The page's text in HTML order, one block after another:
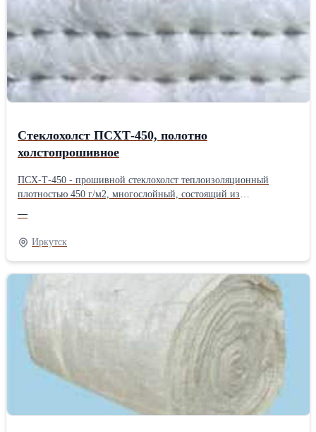
Стеклохолст ПСХТ-450, полотно
холстопрошивное
ПСХ-Т-450 - прошивной стеклохолст теплоизоляционный
плотностью 450 г/м2, многослойный, состоящий из
вязально-прошивным способом переплетением "цепочка",
производится по ТУ 6-48-97-93. Относится к материалам с
повышенной эффективностью благодаря оптимальному
соотношению стоимости и технических характеристик. ПСХ-Т
очень долговечен, экологически безопасен, не горит, не
токсичен, благодаря чему широко применяется в
промышленности и в гражданском строительстве. Полотно
марки ПСХ-Т может использоваться в строительстве жилых
зданий, садовых домиков, гаражей и других строений и
предназначено для тепло- и звукоизоляции стен, потолков,
полов, дверей, крыш, межэтажных перекрытий, а также для
теплоизоляции трубопроводов с температурой поверхности от
-200°С до +550°С и других целей. Изоляция полотном марки
ПСХ-Т позволяет облегчить вес перекрытия, уменьшить
толщину стен. Материал особенно эффективен при изоляции
—
Иркутск